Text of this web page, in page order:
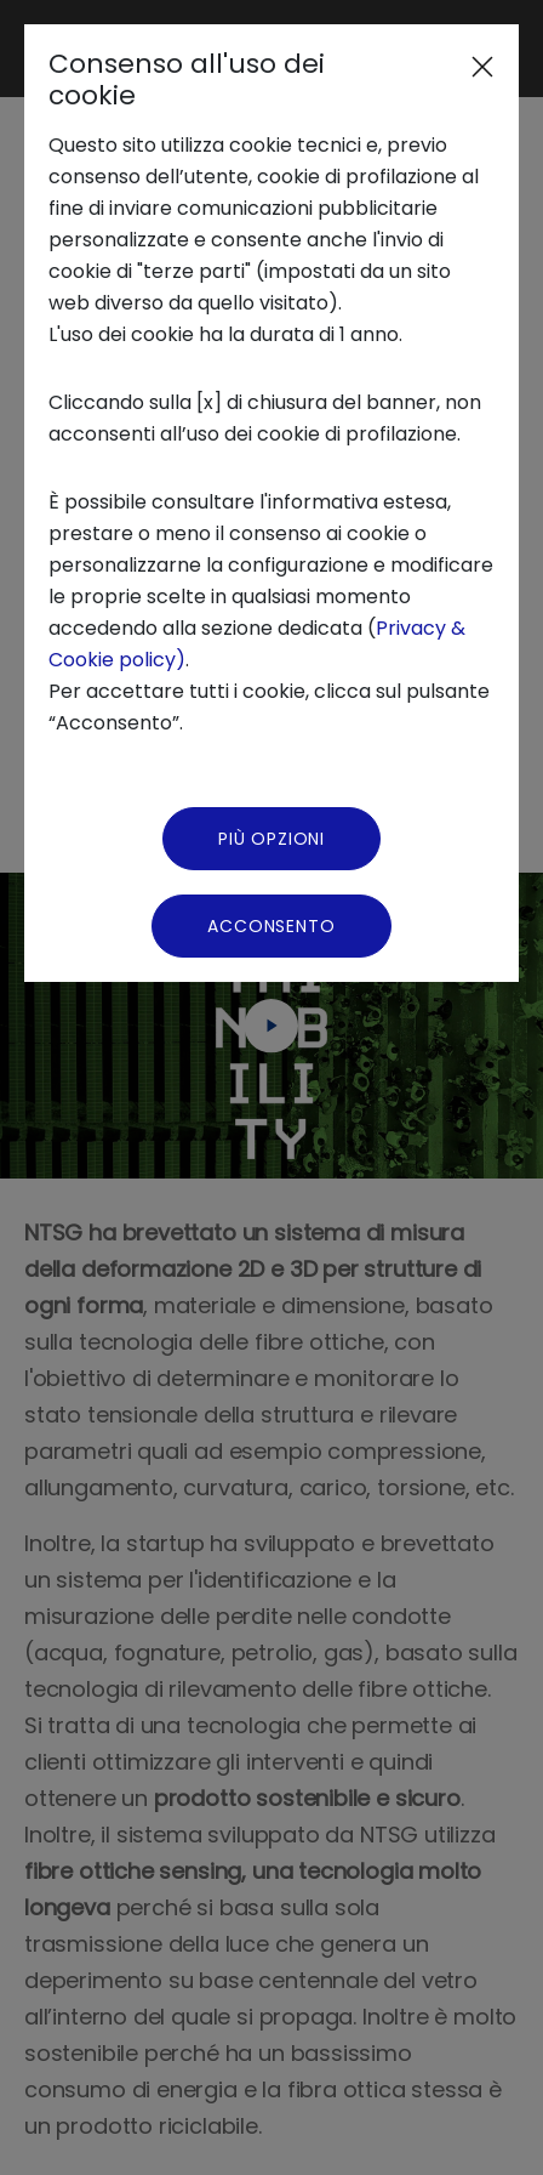
Area riservata
Trend Analysis
Applied Research
Startup Development
Business Transformation
Ecosystem enabling
Chi siamo
News ed Eventi
Innovation Experience
| Sustainability - NTSG
STARTUP, STORIE DI INNOVAZIONE
La sostenibilità rappresenta un pilastro
imprescindibile per il futuro del nostro pianeta.
Cambiamento climatico, perdita della
biodiversità, inquinamento sono le sfide che la
società dovrà affrontare con un nuovo
approccio, sempre più volto a favorire la
piena integrazione della sostenibilità e a
NTSG ha brevettato un sistema di misura
della deformazione 2D e 3D per strutture di
ogni forma, materiale e dimensione, basato
sulla tecnologia delle fibre ottiche, con
l'obiettivo di determinare e monitorare lo
stato tensionale della struttura e rilevare
parametri quali ad esempio compressione,
allungamento, curvatura, carico, torsione, etc.
Inoltre, la startup ha sviluppato e brevettato
un sistema per l'identificazione e la
misurazione delle perdite nelle condotte
(acqua, fognature, petrolio, gas), basato sulla
tecnologia di rilevamento delle fibre ottiche.
Si tratta di una tecnologia che permette ai
clienti ottimizzare gli interventi e quindi
ottenere un prodotto sostenibile e sicuro.
Inoltre, il sistema sviluppato da NTSG utilizza
fibre ottiche sensing, una tecnologia molto
longeva perché si basa sulla sola
trasmissione della luce che genera un
deperimento su base centennale del vetro
all’interno del quale si propaga. Inoltre è molto
sostenibile perché ha un bassissimo
consumo di energia e la fibra ottica stessa è
un prodotto riciclabile.
Consenso all'uso dei
cookie
Questo sito utilizza cookie tecnici e, previo
consenso dell’utente, cookie di profilazione al
fine di inviare comunicazioni pubblicitarie
personalizzate e consente anche l'invio di
cookie di "terze parti" (impostati da un sito
web diverso da quello visitato).
L'uso dei cookie ha la durata di 1 anno.
Cliccando sulla [x] di chiusura del banner, non
acconsenti all’uso dei cookie di profilazione.
È possibile consultare l'informativa estesa,
prestare o meno il consenso ai cookie o
personalizzarne la configurazione e modificare
le proprie scelte in qualsiasi momento
accedendo alla sezione dedicata (Privacy &
Cookie policy).
Per accettare tutti i cookie, clicca sul pulsante
“Acconsento”.
PIÙ OPZIONI
ACCONSENTO